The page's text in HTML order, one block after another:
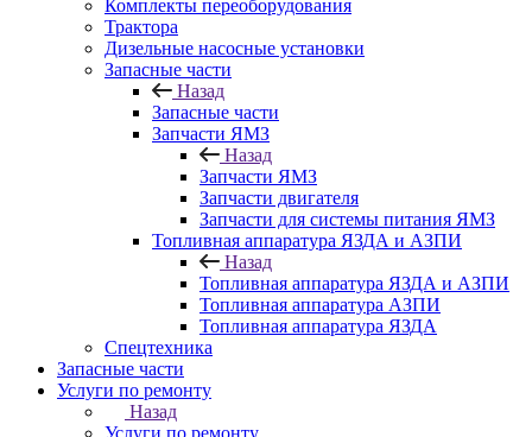
Комплекты переоборудования
Трактора
Дизельные насосные установки
Запасные части
Назад
Запасные части
Запчасти ЯМЗ
Назад
Запчасти ЯМЗ
Запчасти двигателя
Запчасти для системы питания ЯМЗ
Топливная аппаратура ЯЗДА и АЗПИ
Назад
Топливная аппаратура ЯЗДА и АЗПИ
Топливная аппаратура АЗПИ
Топливная аппаратура ЯЗДА
Спецтехника
Запасные части
Услуги по ремонту
Назад
Услуги по ремонту